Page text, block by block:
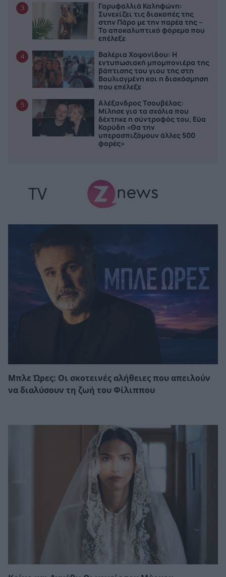
3
Γαρυφαλλιά Καληφώνη:
Συνεχίζει τις διακοπές της
στην Πάρο με την παρέα της –
Το αποκαλυπτικό φόρεμα που
επέλεξε
4
Βαλέρια Χοψονίδου: Η
εντυπωσιακή μπομπονιέρα της
βάπτισης του γιου της στη
Βουλιαγμένη και η διακόσμηση
που επέλεξε
5
Αλέξανδρος Τσουβέλας:
Μίλησε για τα σχόλια που
δέχτηκε η σύντροφός του, Εύα
Καρύδη «Θα την
υπερασπιζόμουν άλλες 500
φορές»
TV
Μπλε Ώρες: Οι σκοτεινές αλήθειες που απειλούν
να διαλύσουν τη ζωή του Φίλιππου